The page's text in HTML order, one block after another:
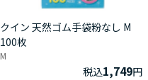
クイン 天然ゴム手袋粉なし M
100枚
M
税込1,749円